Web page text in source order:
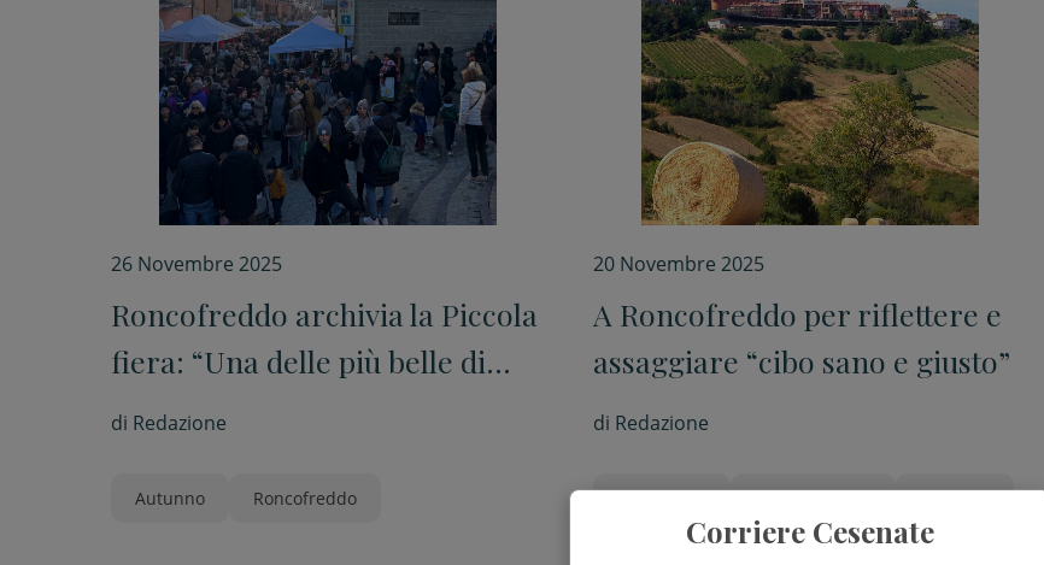
26 Novembre 2025
Roncofreddo archivia la Piccola
fiera: “Una delle più belle di
sempre”
di Redazione
Autunno Roncofreddo
20 Novembre 2025
A Roncofreddo per riflettere e
assaggiare “cibo sano e giusto”
di Redazione
Agricoltura Appuntamenti Autunno
RoncofreddoCorriere Cesenate